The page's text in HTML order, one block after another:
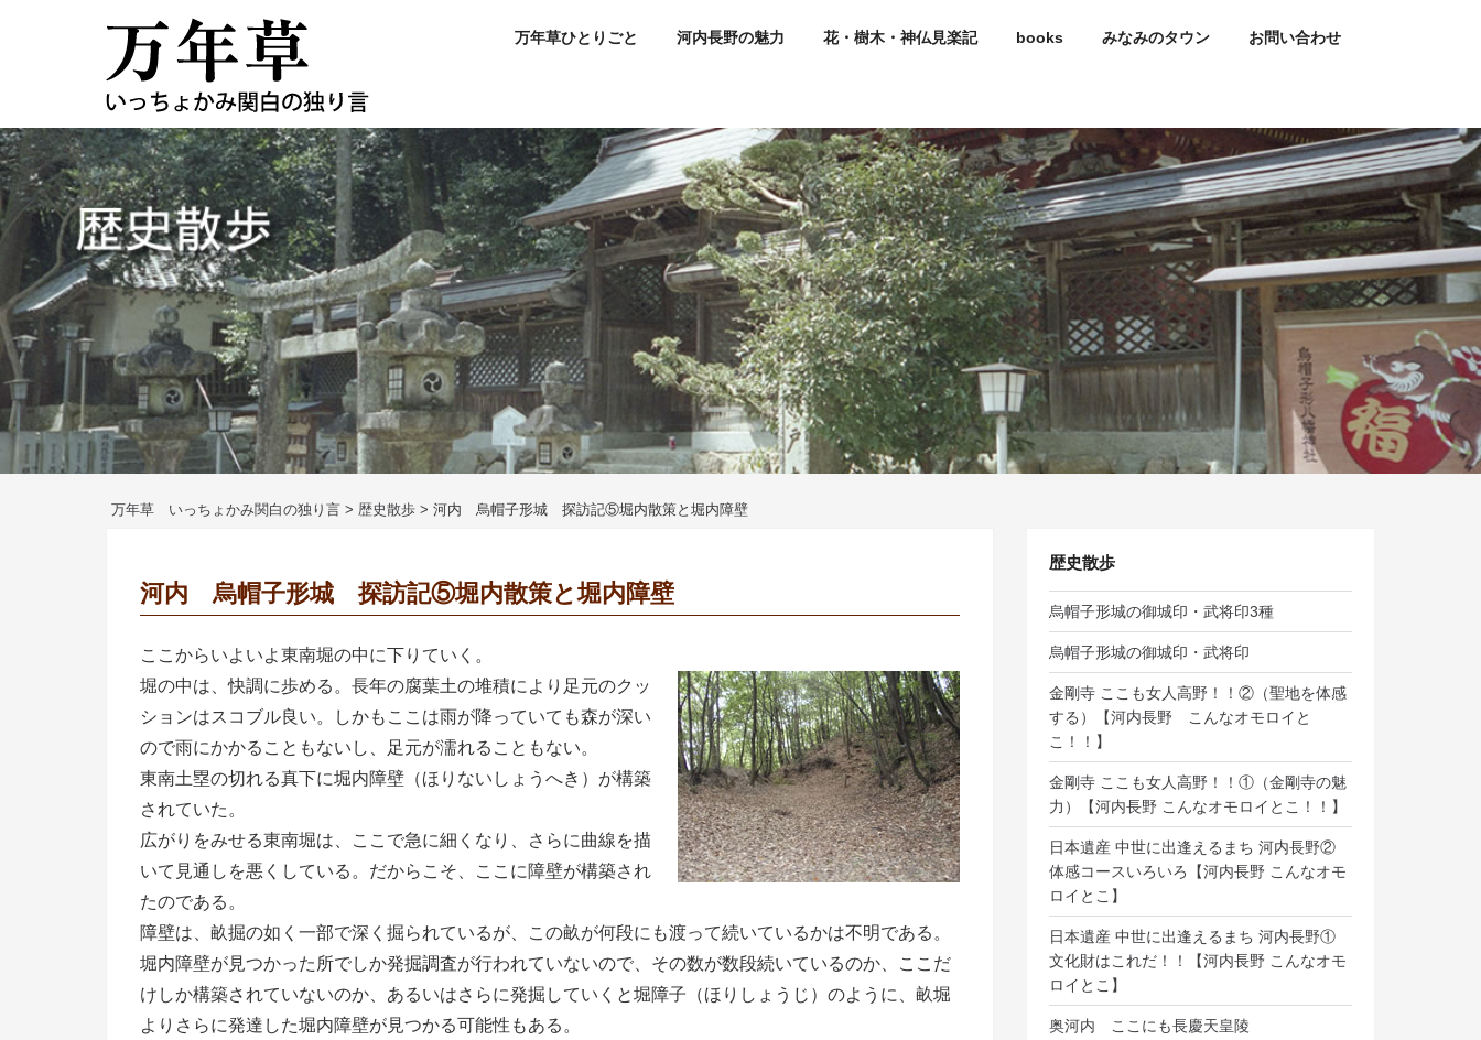
ツ
へ
ス
キ
プ
万年草ひとりごと 河内長野の魅力 花・樹木・神仏見楽記 books みなみのタウン お問い合わせ
万年草 いっちょかみ関白の独り言 > 歴史散歩 > 河内 烏帽子形城 探訪記⑤堀内散策と堀内障壁
河内 烏帽子形城 探訪記⑤堀内散策と堀内障壁
ここからいよいよ東南堀の中に下りていく。
堀の中は、快調に歩める。長年の腐葉土の堆積により足元のクッ
ションはスコブル良い。しかもここは雨が降っていても森が深い
ので雨にかかることもないし、足元が濡れることもない。
東南土塁の切れる真下に堀内障壁（ほりないしょうへき）が構築
されていた。
広がりをみせる東南堀は、ここで急に細くなり、さらに曲線を描
いて見通しを悪くしている。だからこそ、ここに障壁が構築され
たのである。
障壁は、畝掘の如く一部で深く掘られているが、この畝が何段にも渡って続いているかは不明である。
堀内障壁が見つかった所でしか発掘調査が行われていないので、その数が数段続いているのか、ここだ
けしか構築されていないのか、あるいはさらに発掘していくと堀障子（ほりしょうじ）のように、畝堀
よりさらに発達した堀内障壁が見つかる可能性もある。
歴史散歩
烏帽子形城の御城印・武将印3種
烏帽子形城の御城印・武将印
金剛寺 ここも女人高野！！②（聖地を体感
する）【河内長野 こんなオモロイと
こ！！】
金剛寺 ここも女人高野！！①（金剛寺の魅
力）【河内長野 こんなオモロイとこ！！】
日本遺産 中世に出逢えるまち 河内長野②
体感コースいろいろ【河内長野 こんなオモ
ロイとこ】
日本遺産 中世に出逢えるまち 河内長野①
文化財はこれだ！！【河内長野 こんなオモ
ロイとこ】
奥河内 ここにも長慶天皇陵